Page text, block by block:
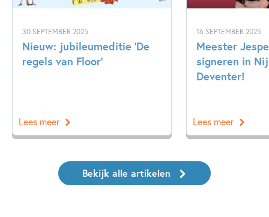
30 SEPTEMBER 2025
Nieuw: jubileumeditie ‘De
regels van Floor’
Lees meer
16 SEPTEMBER 2025
Meester
signeren in
Deventer!
Lees meer
Bekijk alle artikelen